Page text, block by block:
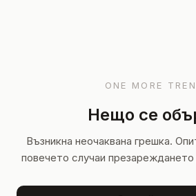
ONE MORE
Нещо се
Възникна неочаквана грешка.
повечето случаи